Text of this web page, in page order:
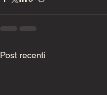
Post recenti